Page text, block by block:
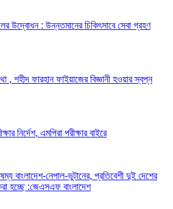
উদ্বোধন : উন্নতমানের চিকিৎসাবে সেবা গ্রহণ
, শহীদ ফারহান ফাইয়াজের বিজ্ঞানী হওয়ার স্বপ্ন
নির্দেশ, এমপিরা পরীক্ষার বাইরে
বাংলাদেশ-নেপাল-ভুটানের, প্রতিবেশী দুই দেশের
হচ্ছে :জেএসএফ বাংলাদেশ